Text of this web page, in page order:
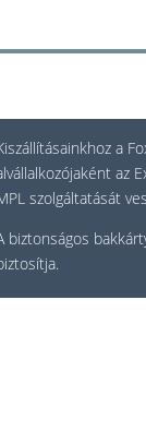
a
az
szolgáltatását
biztonságos